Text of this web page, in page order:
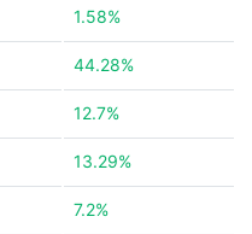
1.58%
44.28%
12.7%
13.29%
7.2%